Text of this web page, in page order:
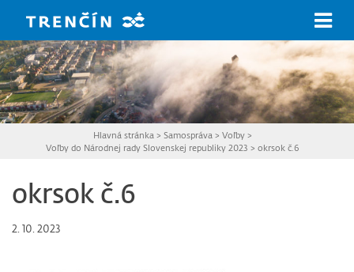
Hlavná stránka > Samospráva > Voľby>
Voľby do Národnej rady Slovenskej republiky 2023 >okrsok č.6
okrsok č.6
2. 10. 2023